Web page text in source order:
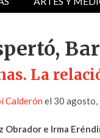
La
Calderón el 30 agosto,
Obrador e Irma